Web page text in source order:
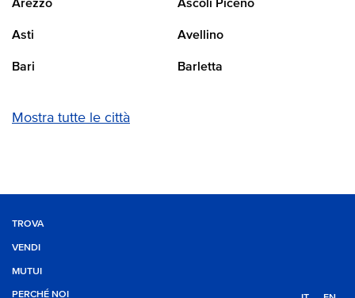
Arezzo Ascoli Piceno
Asti Avellino
Bari Barletta
Mostra tutte le città
TROVA
VENDI
MUTUI
PERCHÉ NOI